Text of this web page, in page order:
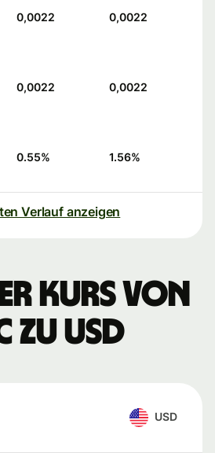
0,0022 0,0022
0,0022 0,0022
0.55% 1.56%
Verlauf anzeigen
Kurs von
zu USD
USD